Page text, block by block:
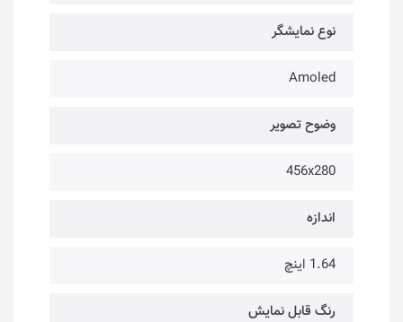
نوع نمایشگر
Amoled
وضوح تصویر
456x280
اندازه
1.64 اینچ
رنگ قابل نمایش